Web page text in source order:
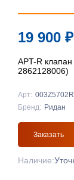
19 900 ₽
APT-R
2862128006)
Арт: 003Z5702R
Бренд: Ридан
Заказать
Наличие: